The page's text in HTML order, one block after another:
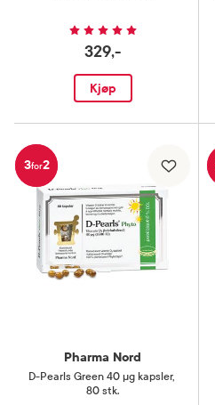
329,-
Kjøp
3for2
Pharma Nord
D-Pearls Green 40 µg kapsler,
80 stk.